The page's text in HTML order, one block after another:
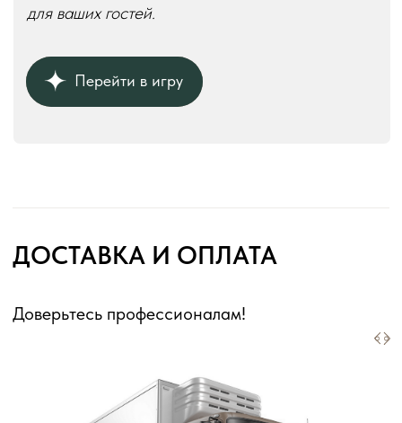
Телефон: +7 (926) 989-08-52
без перерывов и выходных
Оферта для юридических лиц